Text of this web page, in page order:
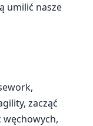
umilić nasze
zacząć